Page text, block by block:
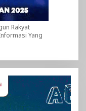
Rakyat
Yang